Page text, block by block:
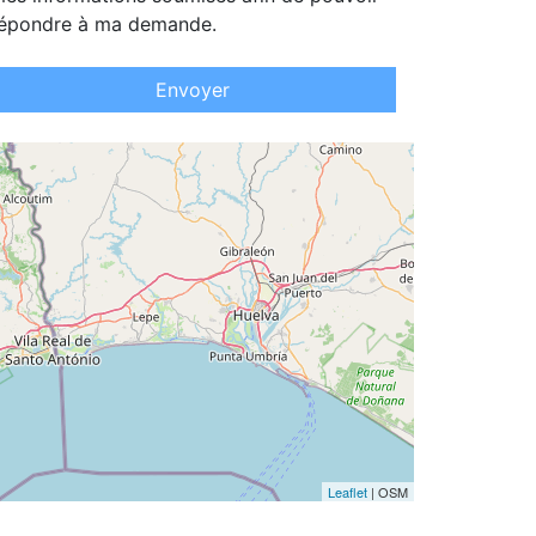
à ma demande.
Envoyer
Leaflet | OSM